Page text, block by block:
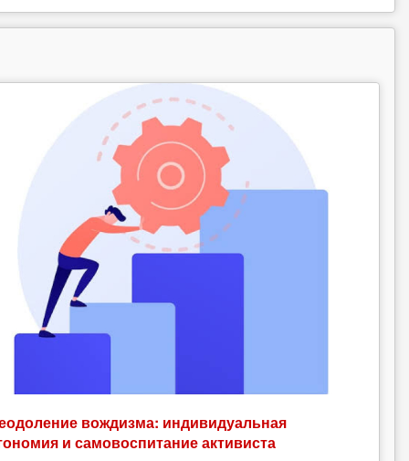
вождизма: индивидуальная
и самовоспитание активиста